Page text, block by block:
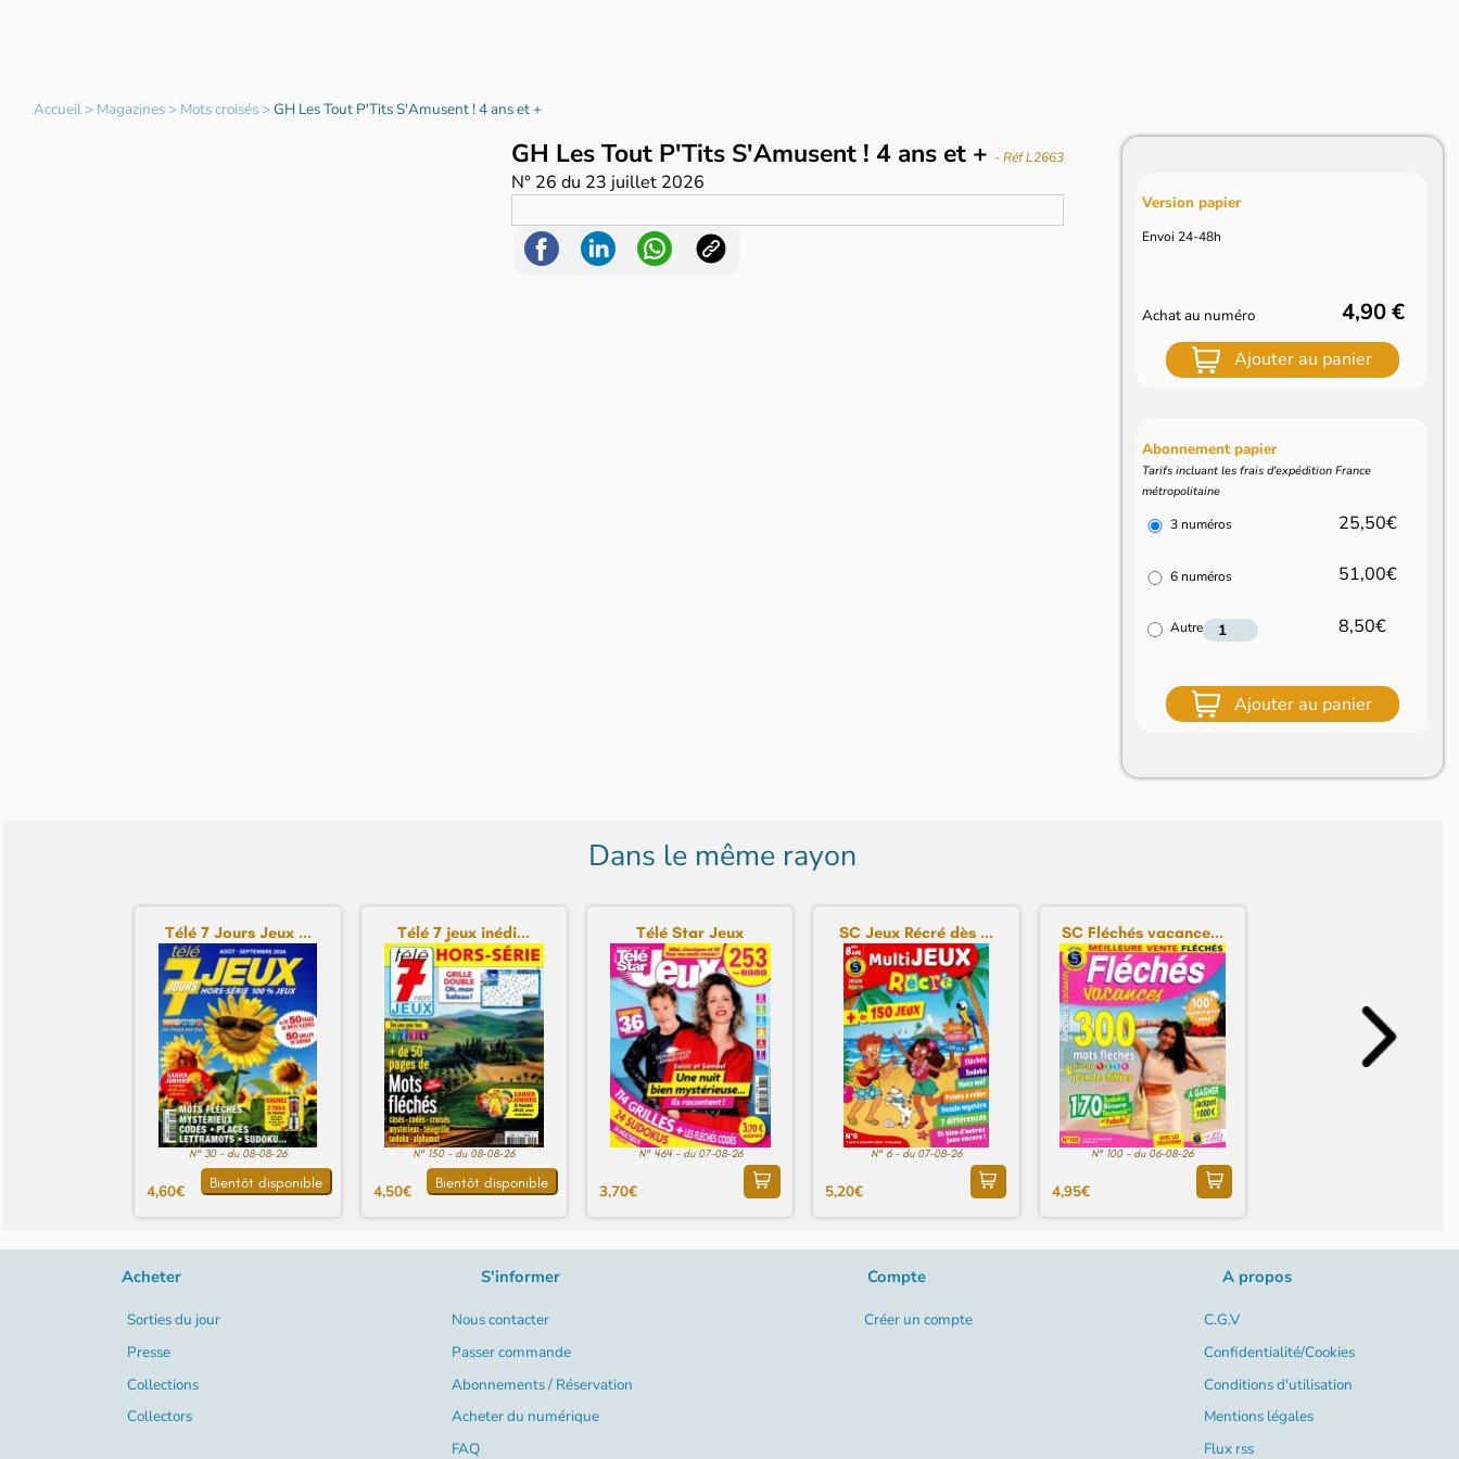
Accueil> Magazines> Mots croisés>GH Les Tout P'Tits S'Amusent ! 4 ans et +
GH Les Tout P'Tits S'Amusent ! 4 ans et + - Réf L2663
N° 26 du 23 juillet 2026
Version papier
Envoi 24-48h
Achat au numéro 4,90 €
Ajouter au panier
Abonnement papier
Tarifs incluant les frais d'expédition France
métropolitaine
3 numéros 25,50€
6 numéros 51,00€
Autre 8,50€
Ajouter au panier
Dans le même rayon
Télé 7 Jours Jeux ...
N° 30 - du 08-08-26
4,60€ Bientôt disponible
Télé 7 jeux inédi...
N° 150 - du 08-08-26
4,50€ Bientôt disponible
Télé Star Jeux
N° 464 - du 07-08-26
3,70€
SC Jeux Récré dès ...
N° 6 - du 07-08-26
5,20€
SC Fléchés vacance...
N° 100 - du 06-08-26
4,95€
Acheter
Sorties du jour
Presse
Collections
Collectors
S'informer
Nous contacter
Passer commande
Abonnements / Réservation
Acheter du numérique
FAQ
Compte
Créer un compte
A propos
C.G.V
Confidentialité/Cookies
Conditions d'utilisation
Mentions légales
Flux rss